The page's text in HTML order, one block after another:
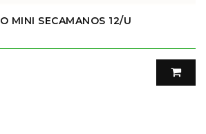
MINI SECAMANOS 12/U